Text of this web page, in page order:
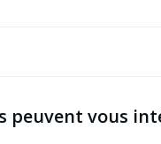
peuvent vous